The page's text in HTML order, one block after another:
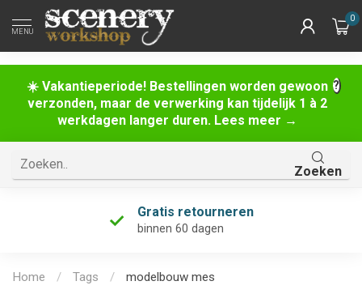
☀️ Vakantieperiode! Bestellingen worden gewoon
verzonden, maar de verwerking kan tijdelijk 1 à 2
werkdagen langer duren. Lees meer →
MENU
0
Zoeken
Gratis retourneren
binnen 60 dagen
Home / Tags / modelbouw mes